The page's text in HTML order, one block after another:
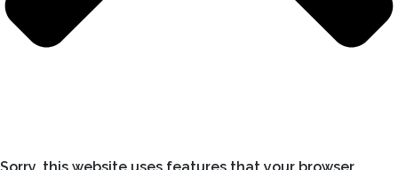
Sorry, this website uses features that your browser